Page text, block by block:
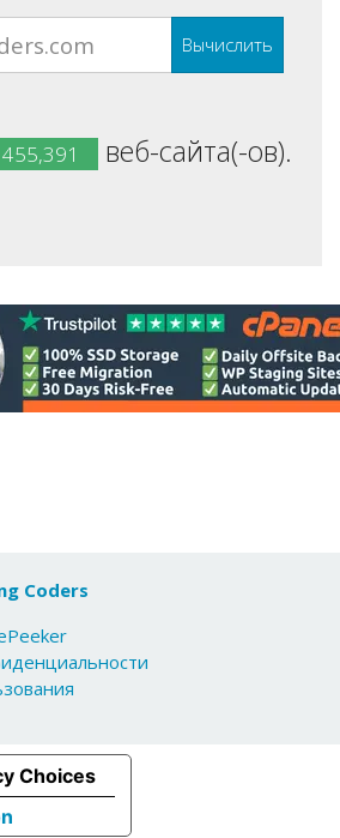
Вычислить
455,391 веб-сайта(-ов).
Coders
Choices